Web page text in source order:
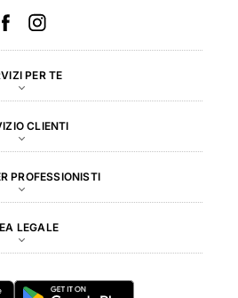
PER TE
CLIENTI
PROFESSIONISTI
LEGALE